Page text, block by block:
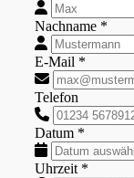
Nachname *
E-Mail *
Telefon
Datum *
Uhrzeit *